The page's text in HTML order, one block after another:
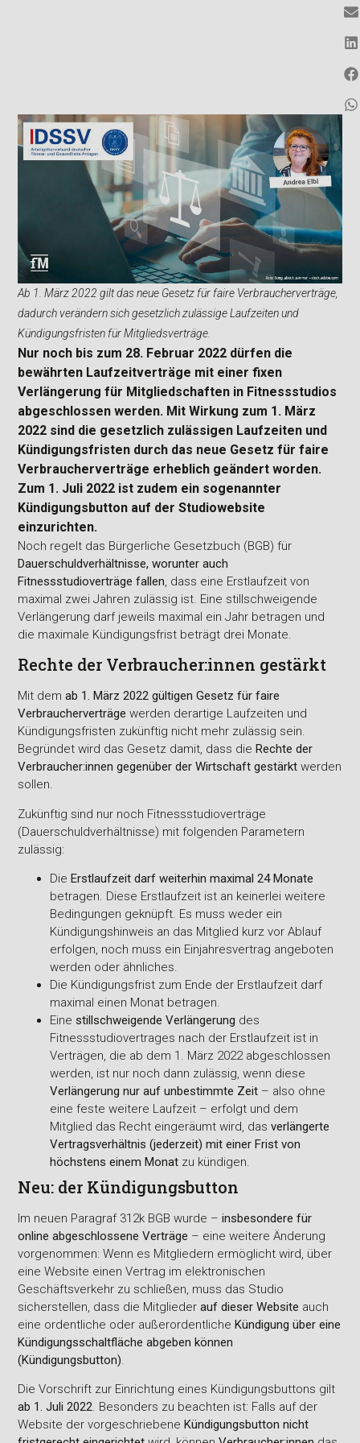
Ab 1. März 2022 gilt das neue Gesetz für faire Verbraucherverträge,
dadurch verändern sich gesetzlich zulässige Laufzeiten und
Kündigungsfristen für Mitgliedsverträge.
Nur noch bis zum 28. Februar 2022 dürfen die
bewährten Laufzeitverträge mit einer fixen
Verlängerung für Mitgliedschaften in Fitnessstudios
abgeschlossen werden. Mit Wirkung zum 1. März
2022 sind die gesetzlich zulässigen Laufzeiten und
Kündigungsfristen durch das neue Gesetz für faire
Verbraucherverträge erheblich geändert worden.
Zum 1. Juli 2022 ist zudem ein sogenannter
Kündigungsbutton auf der Studiowebsite
einzurichten.
Noch regelt das Bürgerliche Gesetzbuch (BGB) für
Dauerschuldverhältnisse, worunter auch
Fitnessstudioverträge fallen, dass eine Erstlaufzeit von
maximal zwei Jahren zulässig ist. Eine stillschweigende
Verlängerung darf jeweils maximal ein Jahr betragen und
die maximale Kündigungsfrist beträgt drei Monate.
Rechte der Verbraucher:innen gestärkt
Mit demab 1. März 2022 gültigen Gesetz für faire
Verbraucherverträge werden derartige Laufzeiten und
Kündigungsfristen zukünftig nicht mehr zulässig sein.
Begründet wird das Gesetz damit, dass dieRechte der
Verbraucher:innen gegenüber der Wirtschaft gestärkt werden
sollen.
Zukünftig sind nur noch Fitnessstudioverträge
(Dauerschuldverhältnisse) mit folgenden Parametern
zulässig:
DieErstlaufzeit darf weiterhin maximal 24 Monate
betragen. Diese Erstlaufzeit ist an keinerlei weitere
Bedingungen geknüpft. Es muss weder ein
Kündigungshinweis an das Mitglied kurz vor Ablauf
erfolgen, noch muss ein Einjahresvertrag angeboten
werden oder ähnliches.
Die Kündigungsfrist zum Ende der Erstlaufzeit darf
maximal einen Monat betragen.
Einestillschweigende Verlängerung des
Fitnessstudiovertrages nach der Erstlaufzeit ist in
Verträgen, die ab dem 1. März 2022 abgeschlossen
werden, ist nur noch dann zulässig, wenn diese
Verlängerung nur auf unbestimmte Zeit – also ohne
eine feste weitere Laufzeit – erfolgt und dem
Mitglied das Recht eingeräumt wird, dasverlängerte
Vertragsverhältnis (jederzeit) mit einer Frist von
höchstens einem Monat zu kündigen.
Neu: der Kündigungsbutton
Im neuen Paragraf 312k BGB wurde –insbesondere für
online abgeschlossene Verträge – eine weitere Änderung
vorgenommen: Wenn es Mitgliedern ermöglicht wird, über
eine Website einen Vertrag im elektronischen
Geschäftsverkehr zu schließen, muss das Studio
sicherstellen, dass die Mitgliederauf dieser Website auch
eine ordentliche oder außerordentlicheKündigung über eine
Kündigungsschaltfläche abgeben können
(Kündigungsbutton).
Die Vorschrift zur Einrichtung eines Kündigungsbuttons gilt
ab 1. Juli 2022. Besonders zu beachten ist: Falls auf der
Website der vorgeschriebene Kündigungsbutton nicht